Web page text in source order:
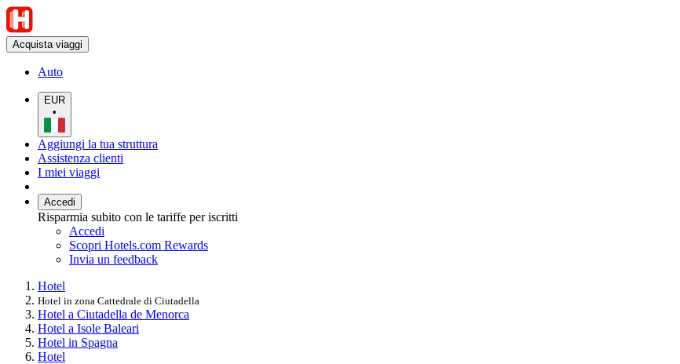
Acquista viaggi
Auto
EUR
•
Aggiungi la tua struttura
Assistenza clienti
I miei viaggi
Accedi
Risparmia subito con le tariffe per iscritti
Accedi
Scopri Hotels.com Rewards
Invia un feedback
Hotel
Hotel in zona Cattedrale di Ciutadella
Hotel a Ciutadella de Menorca
Hotel a Isole Baleari
Hotel in Spagna
Hotel